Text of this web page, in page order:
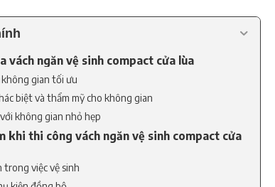
vách ngăn vệ sinh compact cửa lùa
gian tối ưu
biệt và thẩm mỹ cho không gian
không gian nhỏ hẹp
khi thi công vách ngăn vệ sinh compact cửa
trong việc vệ sinh